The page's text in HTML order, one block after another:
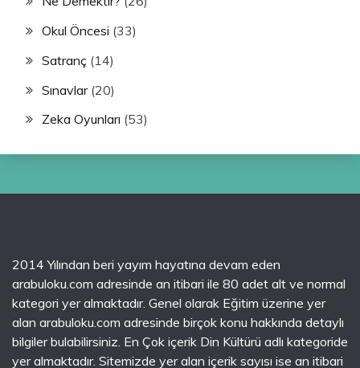
Okul Öncesi (33)
Satranç (14)
Sınavlar(20)
Zeka Oyunları (53)
2014 Yılından beri yayım hayatına devam eden
arabuloku.com adresinde an itibari ile 80 adet alt ve normal
kategori yer almaktadır. Genel olarak Eğitim üzerine yer
alan arabuloku.com adresinde birçok konu hakkında detaylı
bilgiler bulabilirsiniz. En Çok içerik Din Kültürü adlı kategoride
yer almaktadır. Sitemizde yer alan içerik sayısı ise an itibari